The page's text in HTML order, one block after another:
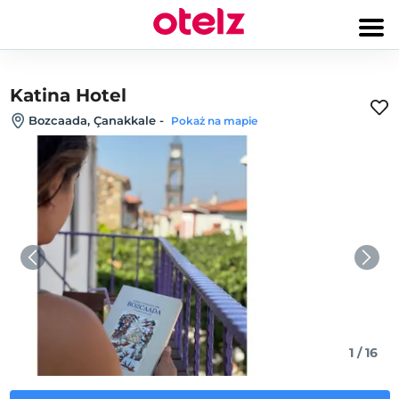
Katina Hotel
Bozcaada, Çanakkale - Pokaż na mapie
1 /16